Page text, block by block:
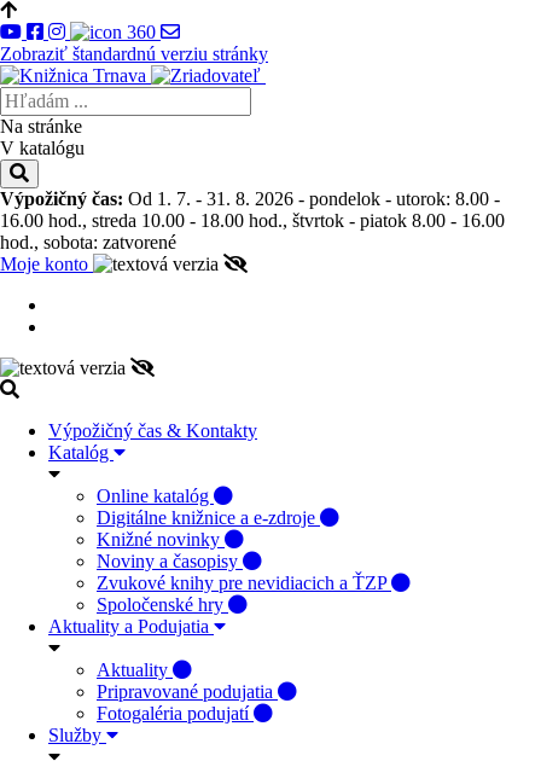
Zobraziť štandardnú verziu stránky
Na stránke
V katalógu
Výpožičný čas: Od 1. 7. - 31. 8. 2026 - pondelok - utorok: 8.00 -
16.00 hod., streda 10.00 - 18.00 hod., štvrtok - piatok 8.00 - 16.00
hod., sobota: zatvorené
Moje konto
Výpožičný čas & Kontakty
Katalóg
Online katalóg
Digitálne knižnice a e-zdroje
Knižné novinky
Noviny a časopisy
Zvukové knihy pre nevidiacich a ŤZP
Spoločenské hry
Aktuality a Podujatia
Aktuality
Pripravované podujatia
Fotogaléria podujatí
Služby